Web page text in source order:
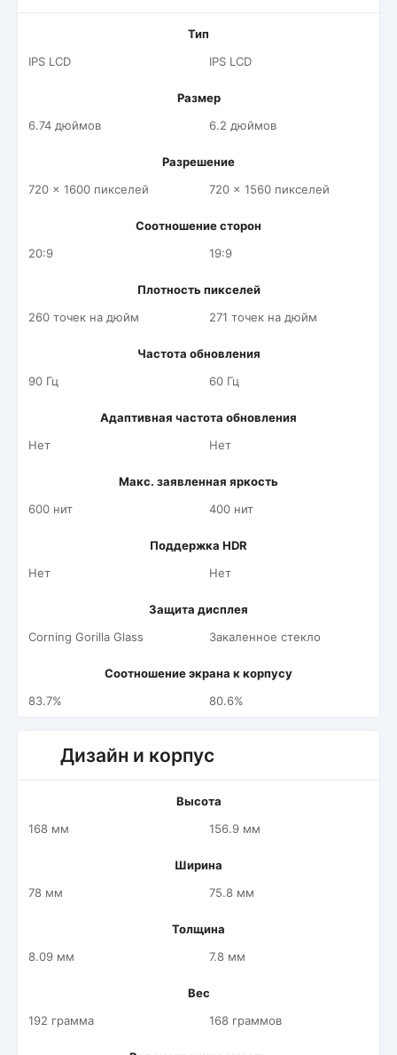
Тип
IPS LCD
IPS LCD
Размер
6.74 дюймов
6.2 дюймов
Разрешение
720 x 1600 пикселей
720 x 1560 пикселей
Соотношение сторон
20:9
19:9
Плотность пикселей
260 точек на дюйм
271 точек на дюйм
Частота обновления
90 Гц
60 Гц
Адаптивная частота обновления
Нет
Нет
Макс. заявленная яркость
600 нит
400 нит
Поддержка HDR
Нет
Нет
Защита дисплея
Corning Gorilla Glass
Закаленное стекло
Соотношение экрана к корпусу
83.7%
80.6%
Дизайн и корпус
Высота
168 мм
156.9 мм
Ширина
78 мм
75.8 мм
Толщина
8.09 мм
7.8 мм
Вес
192 грамма
168 граммов